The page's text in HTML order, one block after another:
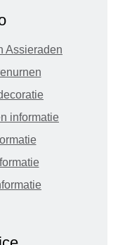
Assieraden
informatie